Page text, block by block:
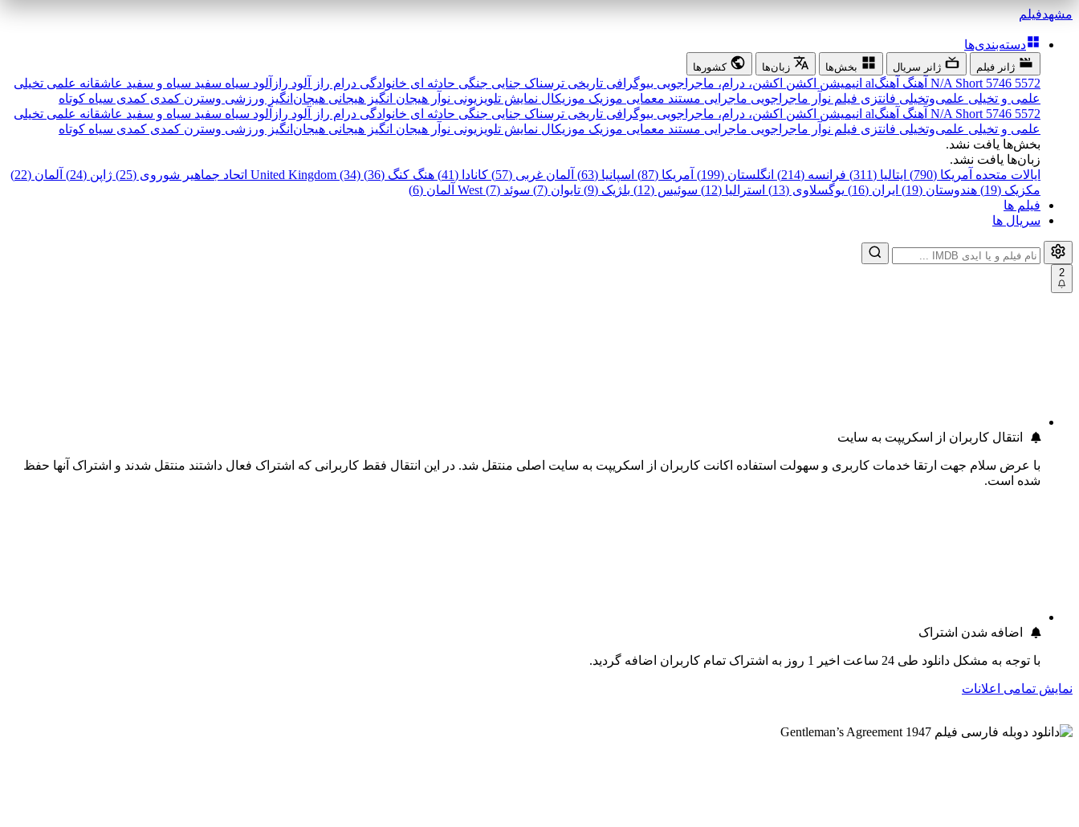
مشهدفیلم
دسته‌بندی‌ها
ژانر فیلم ژانر سریال بخش‌ها زبان‌ها کشورها
5572
5746
N/A Short آهنگ آهنگal انیمیشن اکشن اکشن، درام، ماجراجویی بیوگرافی تاریخی ترسناک جنایی جنگی حادثه ای خانوادگی درام راز آلود رازآلود سیاه سفید سیاه و سفید عاشقانه علمی تخیلی
علمی و تخیلی علمی‌و‌تخیلی فانتزی فیلم نوآر ماجراجویی ماجرایی مستند معمایی موزیک موزیکال نمایش تلویزیونی نوآر هیجان انگیز هیجانی هیجان‌انگیز ورزشی وسترن کمدی کمدی سیاه کوتاه
5572
5746
N/A Short آهنگ آهنگal انیمیشن اکشن اکشن، درام، ماجراجویی بیوگرافی تاریخی ترسناک جنایی جنگی حادثه ای خانوادگی درام راز آلود رازآلود سیاه سفید سیاه و سفید عاشقانه علمی تخیلی
علمی و تخیلی علمی‌و‌تخیلی فانتزی فیلم نوآر ماجراجویی ماجرایی مستند معمایی موزیک موزیکال نمایش تلویزیونی نوآر هیجان انگیز هیجانی هیجان‌انگیز ورزشی وسترن کمدی کمدی سیاه کوتاه
بخش‌ها یافت نشد.
زبان‌ها یافت نشد.
ایالات متحده آمریکا (790)
ایتالیا (311) فرانسه (214) انگلستان (199) آمریکا (87) اسپانیا (63) آلمان غربی (57) کانادا (41) هنگ کنگ (36) United Kingdom (34) اتحاد جماهیر شوروی (25) ژاپن (24)
آلمان (22)
مکزیک (19)
هندوستان (19) ایران (16) یوگسلاوی (13) استرالیا (12) سوئیس (12) بلژیک (9) تایوان (7) سوئد (7)
West آلمان (6)
فیلم ها
سریال ها
2
انتقال کاربران از اسکریپت به سایت
با عرض سلام جهت ارتقا خدمات کاربری و سهولت استفاده اکانت کاربران از اسکریپت به سایت اصلی منتقل شد. در این انتقال فقط کاربرانی که اشتراک فعال داشتند منتقل شدند و اشتراک آنها حفظ
شده است.
اضافه شدن اشتراک
با توجه به مشکل دانلود طی 24 ساعت اخیر 1 روز به اشتراک تمام کاربران اضافه گردید.
نمایش تمامی اعلانات